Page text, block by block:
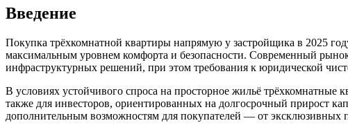
Введение
Покупка трёхкомнатной квартиры напрямую у застройщика в 2025
максимальным уровнем комфорта и безопасности. Современный
инфраструктурных решений, при этом требования к юридической
В условиях устойчивого спроса на просторное жильё трёхкомнатные
также для инвесторов, ориентированных на долгосрочный прирост
дополнительным возможностям для покупателей — от эксклюзивных